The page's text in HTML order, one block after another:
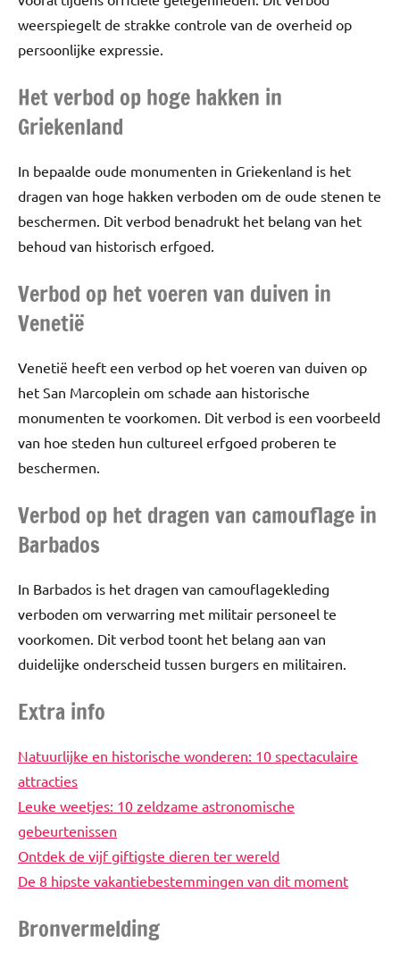
weerspiegelt de strakke controle van de overheid op
persoonlijke expressie.
Het verbod op hoge hakken in
Griekenland
In bepaalde oude monumenten in Griekenland is het
dragen van hoge hakken verboden om de oude stenen te
beschermen. Dit verbod benadrukt het belang van het
behoud van historisch erfgoed.
Verbod op het voeren van duiven in
Venetië
Venetië heeft een verbod op het voeren van duiven op
het San Marcoplein om schade aan historische
monumenten te voorkomen. Dit verbod is een voorbeeld
van hoe steden hun cultureel erfgoed proberen te
beschermen.
Verbod op het dragen van camouflage in
Barbados
In Barbados is het dragen van camouflagekleding
verboden om verwarring met militair personeel te
voorkomen. Dit verbod toont het belang aan van
duidelijke onderscheid tussen burgers en militairen.
Extra info
Natuurlijke en historische wonderen: 10 spectaculaire
attracties
Leuke weetjes: 10 zeldzame astronomische
gebeurtenissen
Ontdek de vijf giftigste dieren ter wereld
De 8 hipste vakantiebestemmingen van dit moment
Bronvermelding